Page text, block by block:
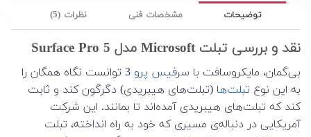
توضیحات مشخصات فنی نظرات (5)
نقد و بررسی تبلت Microsoft مدل Surface Pro 5
بی‌گمان، مایکروسافت با سرفیس پرو 3
توانست نگاه همگان را
به این نوع تبلت‌ها (تبلت‌های هیبریدی) دگرگون کند و ثابت
کند که تبلت‌های هیبریدی آمده‌اند تا بمانند. این شرکت
آمریکایی در دنباله‌ی مسیری که خود به راه انداخته، تبلت